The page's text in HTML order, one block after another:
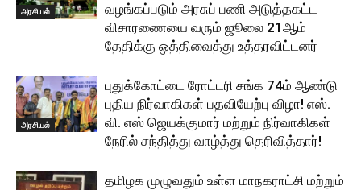
அரசியல்
வழங்கப்படும் அரசுப் பணி அடுத்தகட்ட
விசாரணையை வரும் ஜூலை 21ஆம்
தேதிக்கு ஒத்திவைத்து உத்தரவிட்டனர்
அரசியல்
புதுக்கோட்டை ரோட்டரி சங்க 74ம் ஆண்டு
புதிய நிர்வாகிகள் பதவியேற்பு விழா! எஸ்.
வி. எஸ் ஜெயக்குமார் மற்றும் நிர்வாகிகள்
நேரில் சந்தித்து வாழ்த்து தெரிவித்தார்!
தமிழக முழுவதும் உள்ள மாநகராட்சி மற்றும்